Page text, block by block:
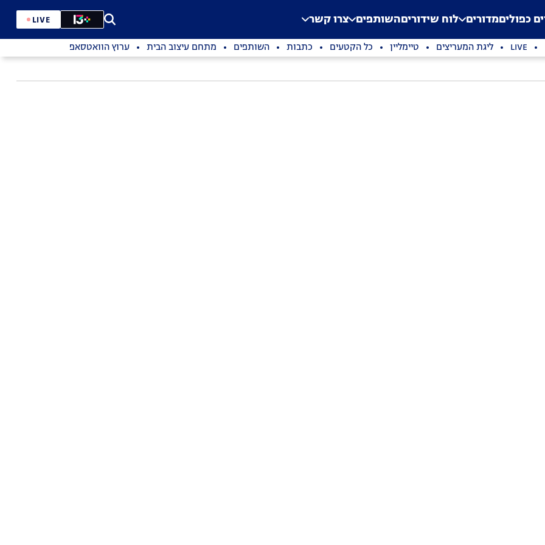
Application error: a
. כפוליםמדורים לוח שידוריםהשותפים צרו קשר LIVE
LIVE ליגת המעריצים טיימליין כל הקטעים כתבות השותפים מתחם עיצוב הבית ערוץ הוואטסאפ